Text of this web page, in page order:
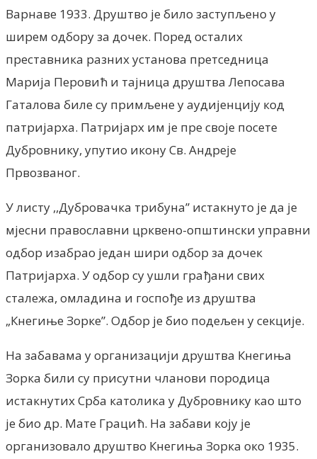
Варнаве 1933. Друштво jе било заступљено у
ширем одбору за дочек. Поред осталих
преставника разних установа претседница
Мариjа Перовић и таjница друштва Лепосава
Гаталова биле су примљене у аудиjенциjу код
патриjарха. Патриjарх им jе пре своjе посете
Дубровнику, упутио икону Св. Андреjе
Првозваног.
У листу ,,Дубровачка трибуна” истакнуто jе да jе
мjесни православни црквено-општински управни
одбор изабрао jедан шири одбор за дочек
Патриjарха. У одбор су ушли грађани свих
сталежа, омладина и госпође из друштва
„Кнегиње Зорке”. Одбор jе био подељен у секциjе.
На забавама у организацији друштва Кнегиња
Зорка били су присутни чланови породица
истакнутих Срба католика у Дубровнику као што
је био др. Мате Грацић. На забави коју је
организовало друштво Кнегиња Зорка око 1935.